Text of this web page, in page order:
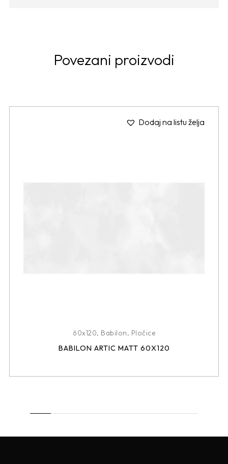
Povezani proizvodi
Dodaj na listu želja
60x120, Babilon, Pločice
BABILON ARTIC MATT 60X120